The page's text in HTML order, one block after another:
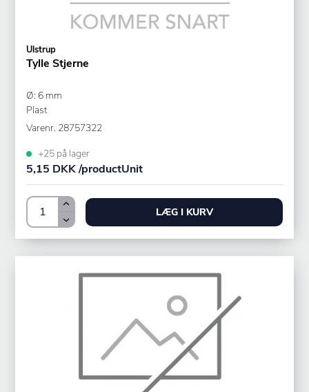
Ulstrup
Tylle Stjerne
Ø: 6 mm
Plast
Varenr. 28757322
+25 på lager
5,15 DKK /productUnit
LÆG I KURV